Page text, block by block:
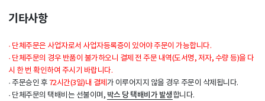
기타사항
· 단체주문은 사업자로서 사업자등록증이 있어야 주문이 가능합니다.
· 단체주문의 경우 반품이 불가하오니 결제 전 주문 내역(도서명, 저자, 수량 등)을 다
시 한 번 확인하여 주시기 바랍니다.
· 주문승인 후 72시간(3일)내 결제 가 이루어지지 않을 경우 주문이 삭제됩니다.
· 단체주문의 택배비는 선불이며, 박스 당 택배비가 발생합니다.